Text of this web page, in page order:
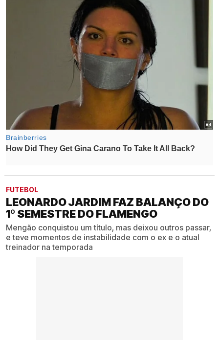
FUTEBOL
LEONARDO JARDIM FAZ BALANÇO DO
1º SEMESTRE DO FLAMENGO
Mengão conquistou um título, mas deixou outros passar,
e teve momentos de instabilidade com o ex e o atual
treinador na temporada